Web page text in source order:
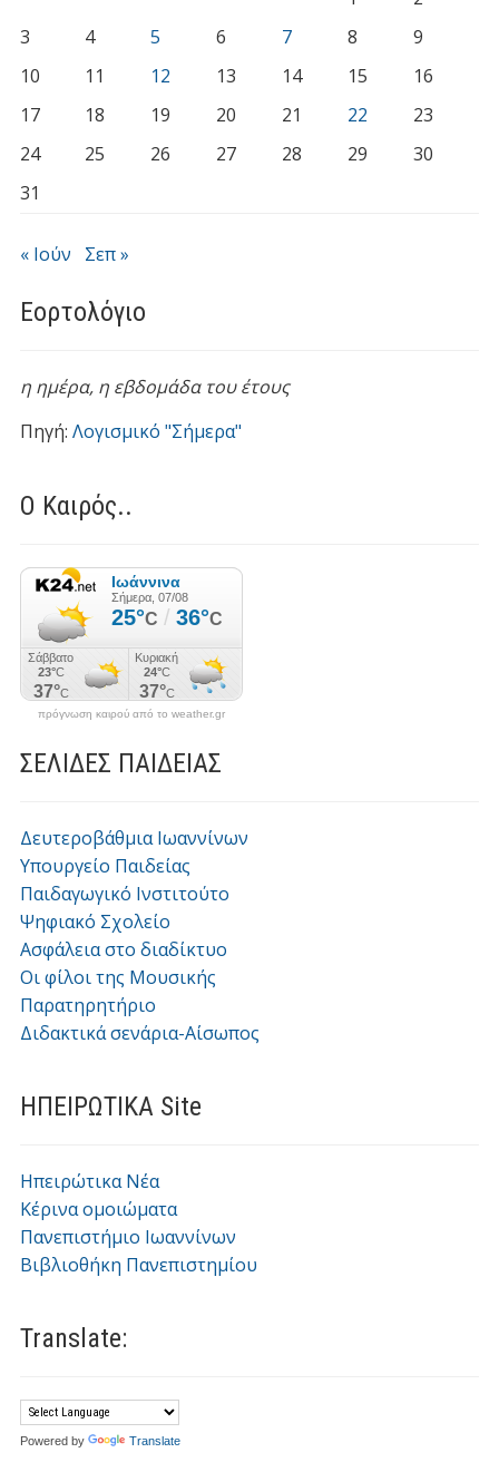
3
4 5 6 7 8
9
10
11 12 13 14 15
16
17
18 19 20 21 22
23
24
25 26 27 28 29
30
31
« Ιούν Σεπ »
Εορτολόγιο
η ημέρα, η εβδομάδα του έτους
Πηγή: Λογισμικό "Σήμερα"
Ο Καιρός..
πρόγνωση καιρού από το weather.gr
ΣΕΛΙΔΕΣ ΠΑΙΔΕΙΑΣ
Δευτεροβάθμια Ιωαννίνων
Υπουργείο Παιδείας
Παιδαγωγικό Ινστιτούτο
Ψηφιακό Σχολείο
Ασφάλεια στο διαδίκτυο
Οι φίλοι της Μουσικής
Παρατηρητήριο
Διδακτικά σενάρια-Αίσωπος
ΗΠΕΙΡΩΤΙΚΑ Site
Ηπειρώτικα Νέα
Κέρινα ομοιώματα
Πανεπιστήμιο Ιωαννίνων
Βιβλιοθήκη Πανεπιστημίου
Translate:
Powered by Translate